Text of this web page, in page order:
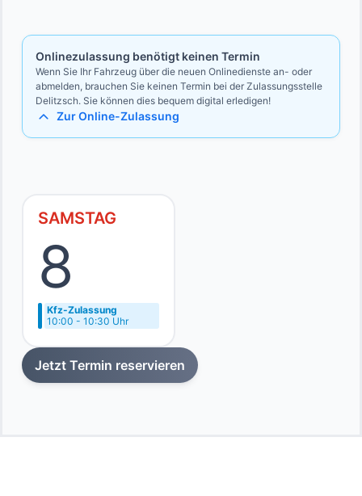
Onlinezulassung benötigt keinen Termin
Wenn Sie Ihr Fahrzeug über die neuen Onlinedienste an- oder
abmelden, brauchen Sie keinen Termin bei der Zulassungsstelle
Delitzsch. Sie können dies bequem digital erledigen!
Zur Online-Zulassung
SAMSTAG
8
Kfz-Zulassung
10:00 - 10:30 Uhr
Jetzt Termin reservieren